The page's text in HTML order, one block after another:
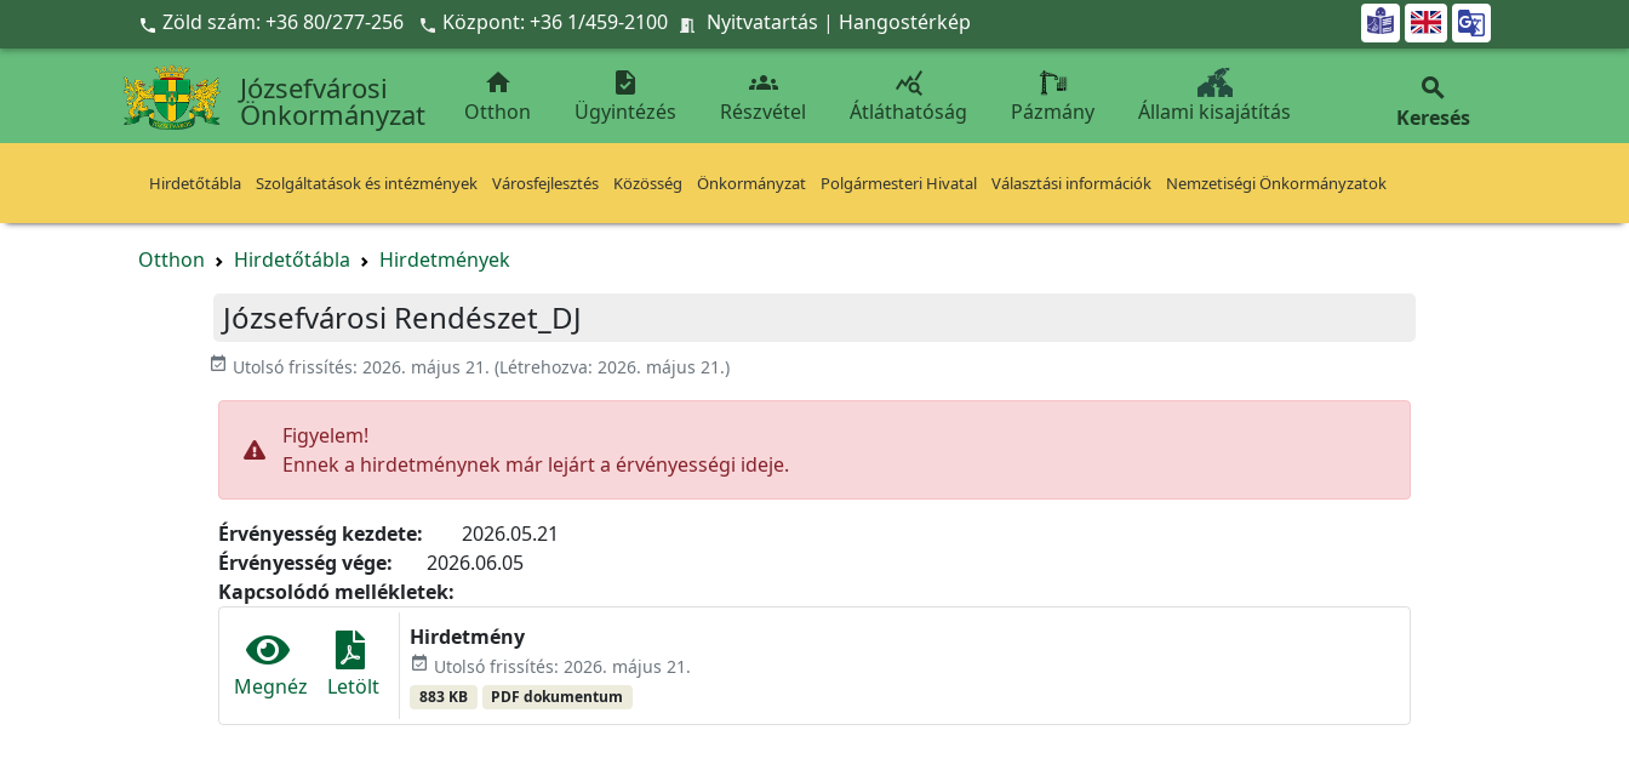
Ugrás a fő tartalomra
 Zöld szám: +36 80/277-256  Központ: +36 1/459-2100  Nyitvatartás | Hangostérkép 
Józsefvárosi
Önkormányzat

Otthon

Ügyintézés

Részvétel

Átláthatóság Pázmány Állami kisajátítás

Keresés
Hirdetőtábla Szolgáltatások és intézmények Városfejlesztés Közösség Önkormányzat Polgármesteri Hivatal Választási információk Nemzetiségi Önkormányzatok
Otthon Hirdetőtábla Hirdetmények
Józsefvárosi Rendészet_DJ
event_available Utolsó frissítés: 2026. május 21. (Létrehozva: 2026. május 21.)
Figyelem!
Ennek a hirdetménynek már lejárt a érvényességi ideje.
Érvényesség kezdete:
2026.05.21
Érvényesség vége:
2026.06.05
Kapcsolódó mellékletek:
Megnéz Letölt
Hirdetmény
event_available Utolsó frissítés: 2026. május 21.
883 KB PDF dokumentum